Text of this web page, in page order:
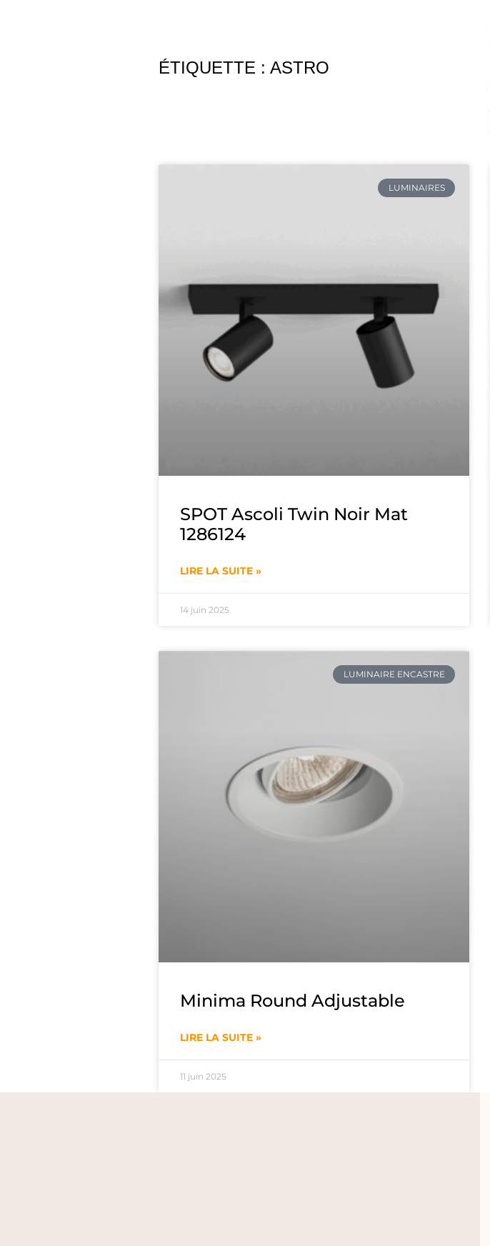
ÉTIQUETTE : ASTRO
LUMINAIRES
SPOT Ascoli Twin Noir Mat
1286124
LIRE LA SUITE »
14 juin 2025
LUMINAIRE ENCASTRE
Minima Round Adjustable
LIRE LA SUITE »
11 juin 2025